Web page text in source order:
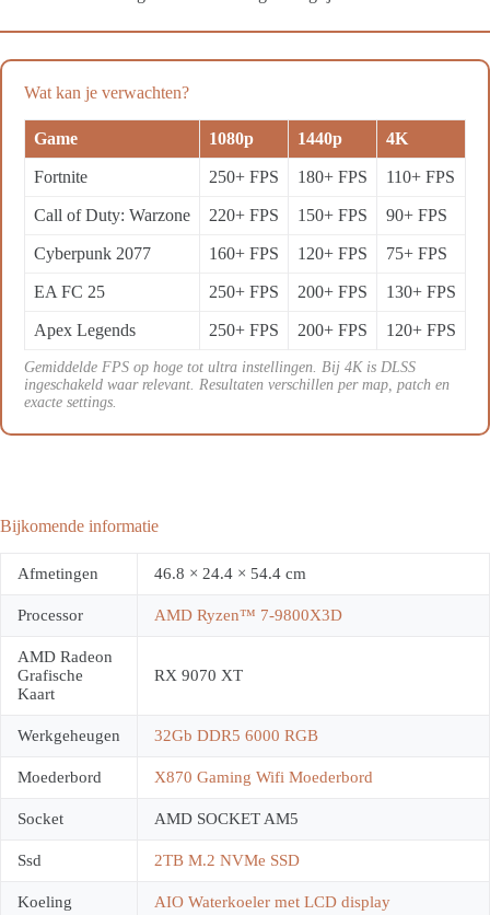
Wat kan je verwachten?
Game 1080p 1440p 4K
Fortnite 250+ FPS 180+ FPS 110+ FPS
Call of Duty: Warzone 220+ FPS 150+ FPS 90+ FPS
Cyberpunk 2077 160+ FPS 120+ FPS 75+ FPS
EA FC 25 250+ FPS 200+ FPS 130+ FPS
Apex Legends 250+ FPS 200+ FPS 120+ FPS
Gemiddelde FPS op hoge tot ultra instellingen. Bij 4K is DLSS
ingeschakeld waar relevant. Resultaten verschillen per map, patch en
exacte settings.
Bijkomende informatie
Afmetingen 46.8 × 24.4 × 54.4 cm
Processor AMD Ryzen™ 7-9800X3D
AMD Radeon
Grafische
Kaart
RX 9070 XT
Werkgeheugen 32Gb DDR5 6000 RGB
Moederbord X870 Gaming Wifi Moederbord
Socket AMD SOCKET AM5
Ssd 2TB M.2 NVMe SSD
Koeling AIO Waterkoeler met LCD display